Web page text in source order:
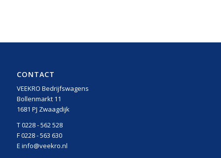
CONTACT
VEEKRO Bedrijfswagens
Bollenmarkt 11
1681 PJ Zwaagdijk
T 0228 - 562 528
F 0228 - 563 630
E info@veekro.nl